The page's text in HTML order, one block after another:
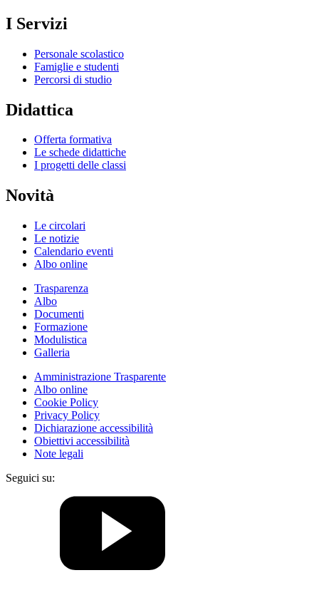
I Servizi
Personale scolastico
Famiglie e studenti
Percorsi di studio
Didattica
Offerta formativa
Le schede didattiche
I progetti delle classi
Novità
Le circolari
Le notizie
Calendario eventi
Albo online
Trasparenza
Albo
Documenti
Formazione
Modulistica
Galleria
Amministrazione Trasparente
Albo online
Cookie Policy
Privacy Policy
Dichiarazione accessibilità
Obiettivi accessibilità
Note legali
Seguici su: